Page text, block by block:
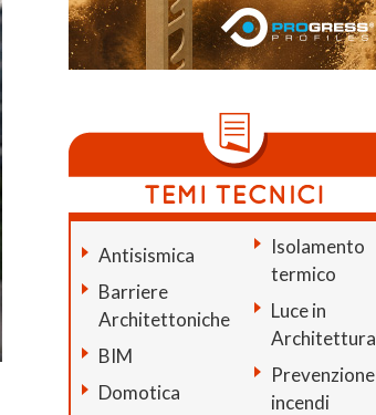
Antisismica
Barriere
Architettoniche
BIM
Domotica
Isolamento
termico
Luce in
Architettura
Prevenzione
incendi